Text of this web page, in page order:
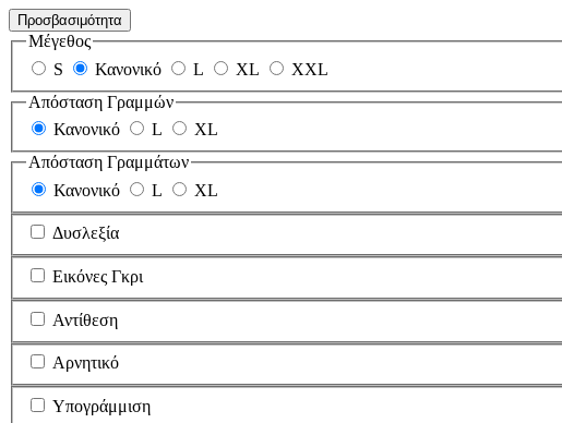
Προσβασιμότητα
Μέγεθος
S
Κανονικό L XL
XXL
Απόσταση Γραμμών
Κανονικό
L
XL
Απόσταση Γραμμάτων
Κανονικό
L XL
Δυσλεξία
Εικόνες Γκρι
Αντίθεση
Αρνητικό
Υπογράμμιση